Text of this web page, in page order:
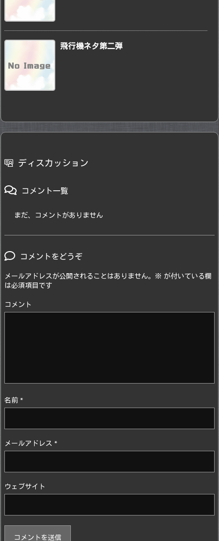
飛行機ネタ第二弾
ディスカッション
コメント一覧
まだ、コメントがありません
コメントをどうぞ
メールアドレスが公開されることはありません。 ※ が付いている欄
は必須項目です
コメント
名前 *
メールアドレス *
ウェブサイト